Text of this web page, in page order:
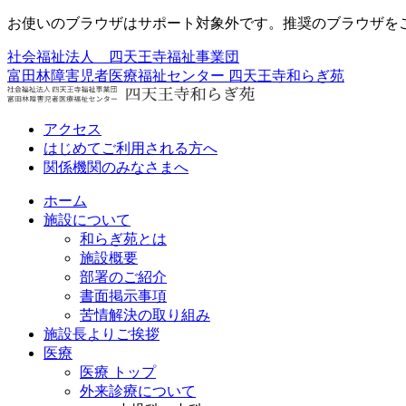
お使いのブラウザはサポート対象外です。推奨のブラウザを
社会福祉法人 四天王寺福祉事業団
富田林障害児者医療福祉センター 四天王寺和らぎ苑
アクセス
はじめてご利用される方へ
関係機関のみなさまへ
ホーム
施設について
和らぎ苑とは
施設概要
部署のご紹介
書面掲示事項
苦情解決の取り組み
施設長よりご挨拶
医療
医療 トップ
外来診療について